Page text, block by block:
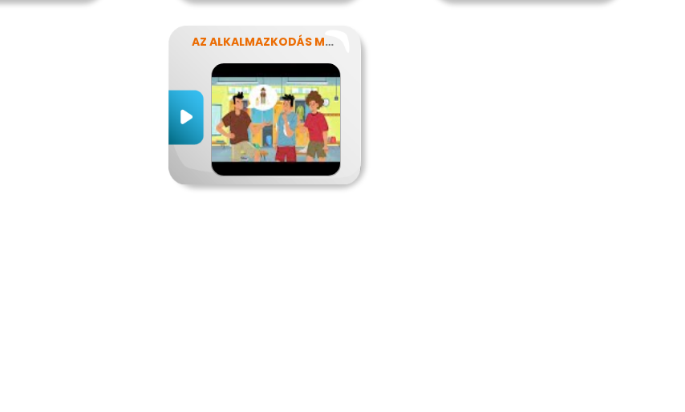
AZ ALKALMAZKODÁS MŰVÉSZETE